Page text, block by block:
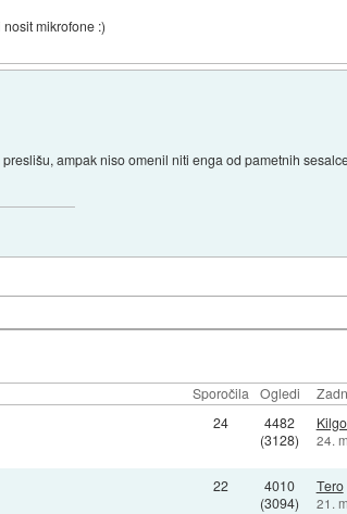
mikrofone :)
ampak niso omenil niti enga od pametnih
Sporočila Ogledi
24
4482
(3128)
24.
22
4010
(3094)
Tero
21.